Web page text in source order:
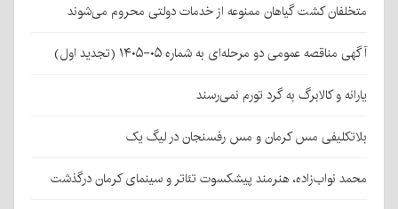
متخلفان کشت گیاهان ممنوعه از خدمات دولتی محروم می‌شوند
آگهی مناقصه عمومی دو مرحله‌ای به شماره ۰۵-۱۴۰۵ (تجدید اول)
یارانه و کالابرگ به گرد تورم نمی‌رسند
بلاتکلیفی مس کرمان و مس رفسنجان در لیگ یک
محمد نواب‌زاده، هنرمند پیشکسوت تئاتر و سینمای کرمان درگذشت